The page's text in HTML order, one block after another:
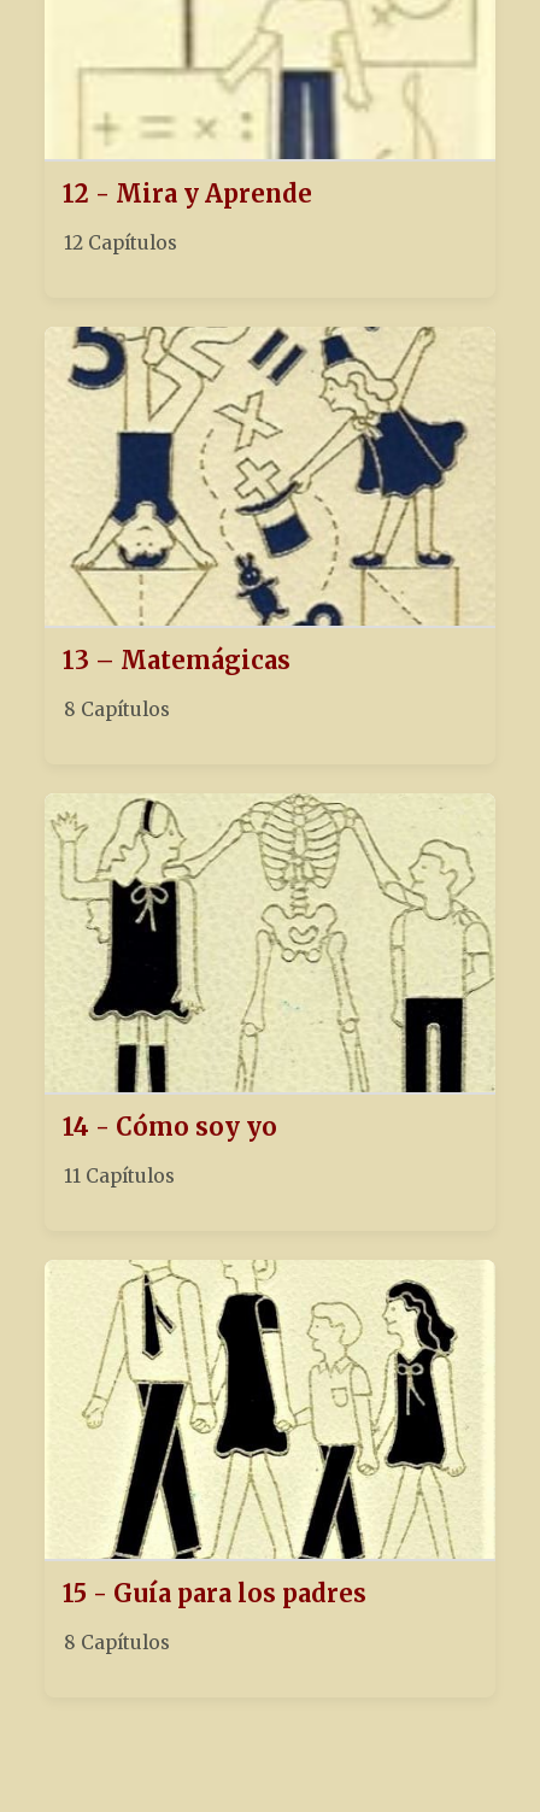
12 - Mira y Aprende
12 Capítulos
13 – Matemágicas
8 Capítulos
14 - Cómo soy yo
11 Capítulos
15 - Guía para los padres
8 Capítulos